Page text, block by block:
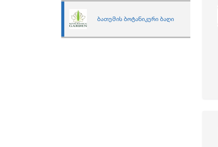
ბათუმის ბოტანიკური ბაღი